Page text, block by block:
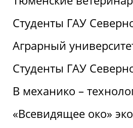
Студенты ГАУ
Аграрный
Студенты ГАУ
В механико –
«Всевидящее око»